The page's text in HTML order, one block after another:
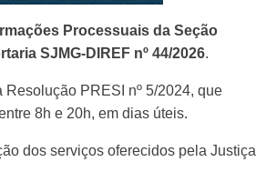
Processuais da Seção
SJMG-DIREF nº 44/2026.
PRESI nº 5/2024, que
8h e 20h, em dias úteis.
dos serviços oferecidos pela Justiça